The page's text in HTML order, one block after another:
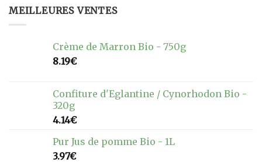
MEILLEURES VENTES
Crème de Marron Bio - 750g
8.19€
Confiture d'Eglantine / Cynorhodon Bio -
320g
4.14€
Pur Jus de pomme Bio - 1L
3.97€